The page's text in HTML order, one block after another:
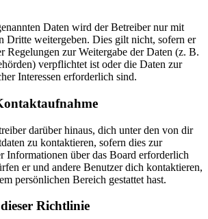
Daten wird der Betreiber nur mit
Dritte weitergeben. Dies gilt nicht, sofern er
Regelungen zur Weitergabe der Daten (z. B.
verpflichtet ist oder die Daten zur
Interessen erforderlich sind.
darüber hinaus, dich unter den von dir
zu kontaktieren, sofern dies zur
Informationen über das Board erforderlich
er und andere Benutzer dich kontaktieren,
persönlichen Bereich gestattet hast.
Richtlinie